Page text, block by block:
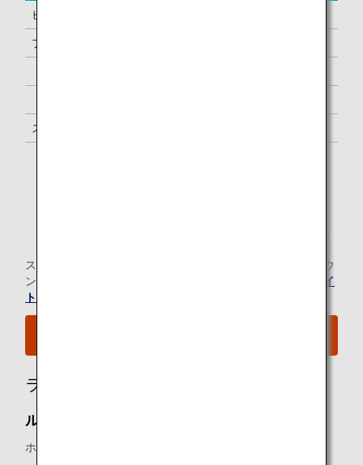
ビジネスクラス
プレミアムエコノミー *1
スーパーフライヤーズ会員
スター アライアンス有料ラウンジ会員のお客様の当空港ラウ
ンジのご利用については、
スター アライアンスのウェブサイ
ト
ラウンジ所有者
ル・サイゴンネイズラウンジ：
ホーチミン空港